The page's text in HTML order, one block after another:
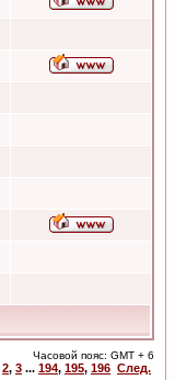
Часовой пояс: GMT + 6
2, 3 ... 194, 195, 196 След.